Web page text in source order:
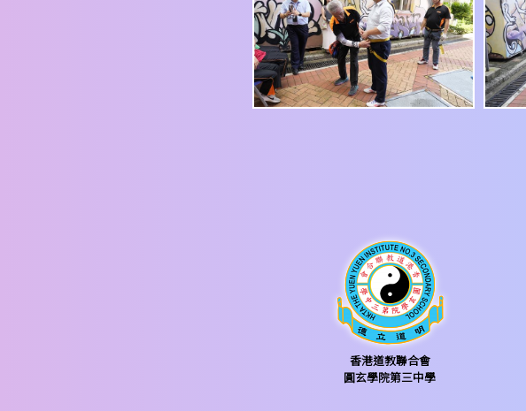
香港道教聯合會
圓玄學院第三中學